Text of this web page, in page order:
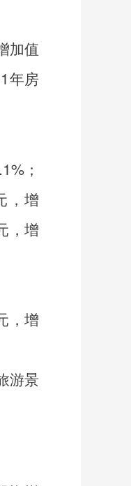
加值
年房
；
，增
，增
，增
游景